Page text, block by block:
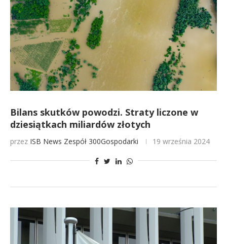
Bilans skutków powodzi. Straty liczone w
dziesiątkach miliardów złotych
przez ISB News Zespół 300Gospodarki 19 września 2024